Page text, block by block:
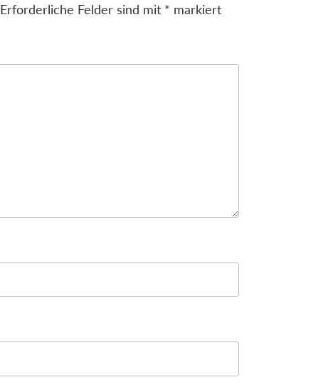
Erforderliche Felder sind mit * markiert